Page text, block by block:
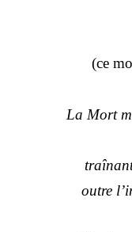
(ce
La Mort
outre